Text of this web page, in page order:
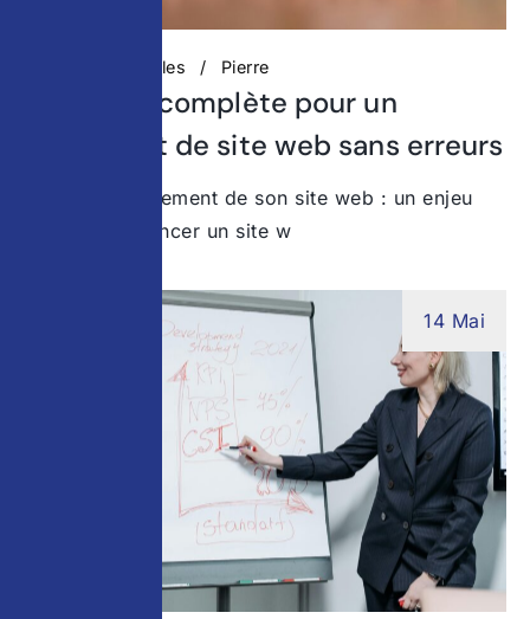
Actualités digitales Pierre
Checklist complète pour un
lancement de site web sans erreurs
Réussir le lancement de son site web : un enjeu
stratégique Lancer un site w
14 Mai